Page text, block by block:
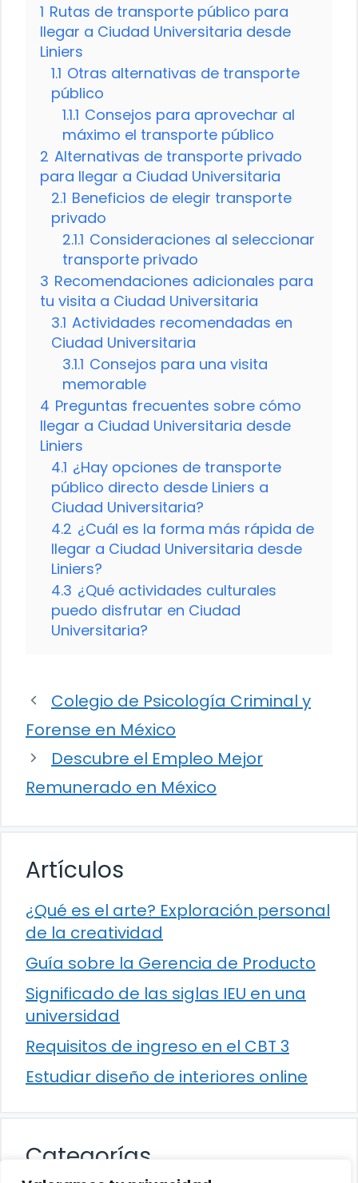
1 Rutas de transporte público para
llegar a Ciudad Universitaria desde
Liniers
1.1 Otras alternativas de transporte
público
1.1.1 Consejos para aprovechar al
máximo el transporte público
2 Alternativas de transporte privado
para llegar a Ciudad Universitaria
2.1 Beneficios de elegir transporte
privado
2.1.1 Consideraciones al seleccionar
transporte privado
3 Recomendaciones adicionales para
tu visita a Ciudad Universitaria
3.1 Actividades recomendadas en
Ciudad Universitaria
3.1.1 Consejos para una visita
memorable
4 Preguntas frecuentes sobre cómo
llegar a Ciudad Universitaria desde
Liniers
4.1 ¿Hay opciones de transporte
público directo desde Liniers a
Ciudad Universitaria?
4.2 ¿Cuál es la forma más rápida de
llegar a Ciudad Universitaria desde
Liniers?
4.3 ¿Qué actividades culturales
puedo disfrutar en Ciudad
Universitaria?
Colegio de Psicología Criminal y
Forense en México
Descubre el Empleo Mejor
Remunerado en México
Artículos
¿Qué es el arte? Exploración personal
de la creatividad
Guía sobre la Gerencia de Producto
Significado de las siglas IEU en una
universidad
Requisitos de ingreso en el CBT 3
Estudiar diseño de interiores online
Categorías